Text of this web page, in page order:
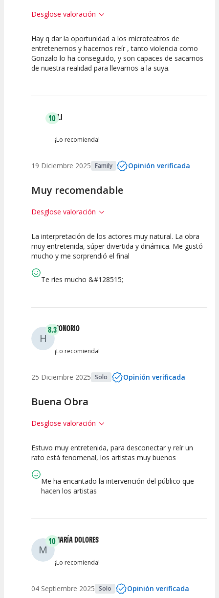
Desglose valoración
10
Calidad del
Espectáculo
10
Puesta en
Escena
10
Interpretación
artística
Hay q dar la oportunidad a los microteatros de
entretenernos y hacernos reír , tanto violencia como
Gonzalo lo ha conseguido, y son capaces de sacarnos
de nuestra realidad para llevarnos a la suya.
10ELI
¡Lo recomienda!
19 Diciembre 2025 Family Opinión verificada
Muy recomendable
Desglose valoración
10
Calidad del
10
Puesta en
10
Interpretación
La interpretación de los actores muy natural. La obra
muy entretenida, súper divertida y dinámica. Me gustó
mucho y me sorprendió el final
Te ríes mucho &#128515;
H
8.3HONORIO
¡Lo recomienda!
25 Diciembre 2025 Solo Opinión verificada
Buena Obra
Desglose valoración
7.5
Espectáculo
7.5
Escena
10
artística
Estuvo muy entretenida, para desconectar y reír un
rato está fenomenal, los artistas muy buenos
Me ha encantado la intervención del público que
hacen los artistas
M
10MARÍA DOLORES
¡Lo recomienda!
04 Septiembre 2025 Solo Opinión verificada